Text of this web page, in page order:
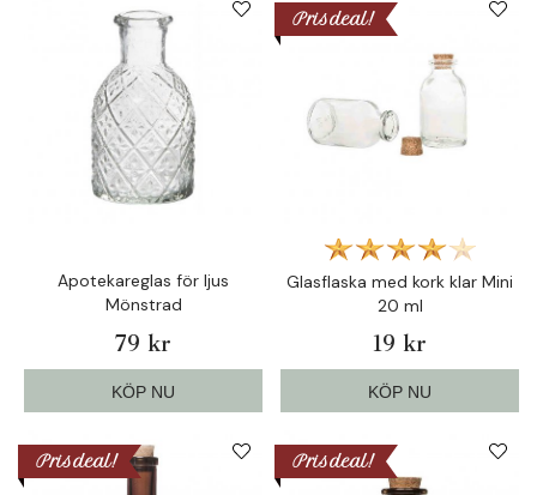
Apotekareglas för ljus
Mönstrad
79 kr
KÖP NU
Prisdeal!
Glasflaska med kork klar Mini
20 ml
19 kr
KÖP NU
Prisdeal! Prisdeal!